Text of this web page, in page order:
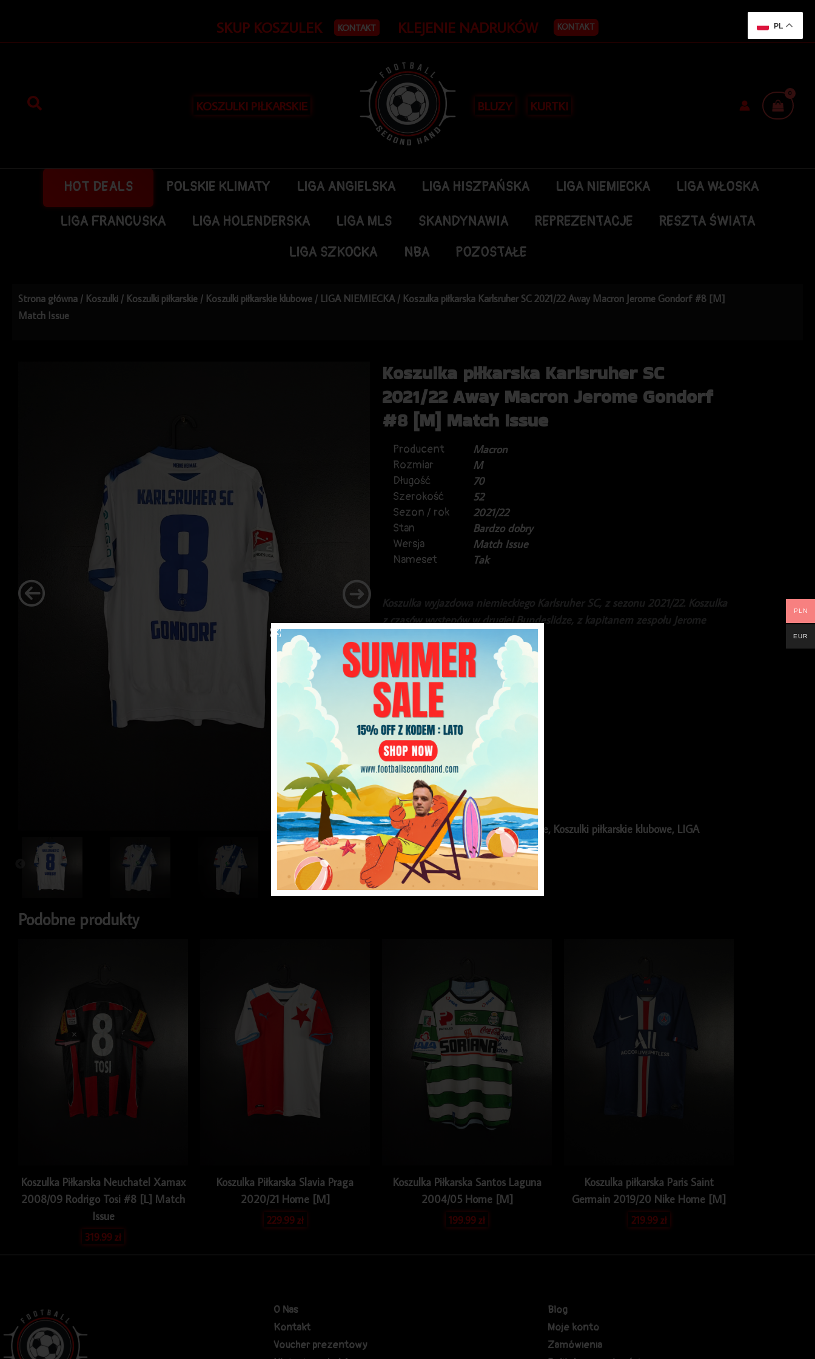
treści
SKUP KOSZULEK KONTAKT KLEJENIE NADRUKÓW KONTAKT
KOSZULKI PIŁKARSKIE BLUZY KURTKI
HOT DEALS POLSKIE KLIMATY LIGA ANGIELSKA LIGA HISZPAŃSKA LIGA NIEMIECKA LIGA WŁOSKA
LIGA FRANCUSKA LIGA HOLENDERSKA LIGA MLS SKANDYNAWIA REPREZENTACJE
RESZTA ŚWIATA
LIGA SZKOCKA
NBA POZOSTAŁE
Strona główna / Koszulki / Koszulki piłkarskie / Koszulki piłkarskie klubowe / LIGA NIEMIECKA / Koszulka piłkarska Karlsruher SC 2021/22 Away Macron Jerome Gondorf #8 [M]
Match Issue
Koszulka piłkarska Karlsruher SC
2021/22 Away Macron Jerome Gondorf
#8 [M] Match Issue
Producent
Macron
Rozmiar
M
Długość
70
Szerokość
52
Sezon / rok
2021/22
Stan
Bardzo dobry
Wersja
Match Issue
Nameset
Tak
Koszulka wyjazdowa niemieckiego Karlsruher SC, z sezonu 2021/22. Koszulka
z czasów występów w drugiej Bundeslidze, z kapitanem zespołu Jerome
279.99
Najniższa cena w ciągu ostatnich 30 dni:
Brak w magazynie
Kategorie Koszulki, Koszulki piłkarskie, Koszulki piłkarskie klubowe, LIGA
NIEMIECKA
Podobne produkty
Koszulka Piłkarska Neuchatel Xamax
2008/09 Rodrigo Tosi #8 [L] Match
Issue
319.99zł
Koszulka Piłkarska Slavia Praga
2020/21 Home [M]
229.99zł
Koszulka Piłkarska Santos Laguna
2004/05 Home [M]
199.99zł
Koszulka piłkarska Paris Saint
Germain 2019/20 Nike Home [M]
219.99zł
O Nas
Kontakt
Voucher prezentowy
Blog
Moje konto
Zamówienia
PL
PLN
EUR